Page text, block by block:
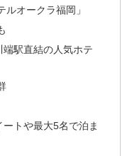
オークラ福岡」
駅直結の人気ホテ
トや最大5名で泊ま